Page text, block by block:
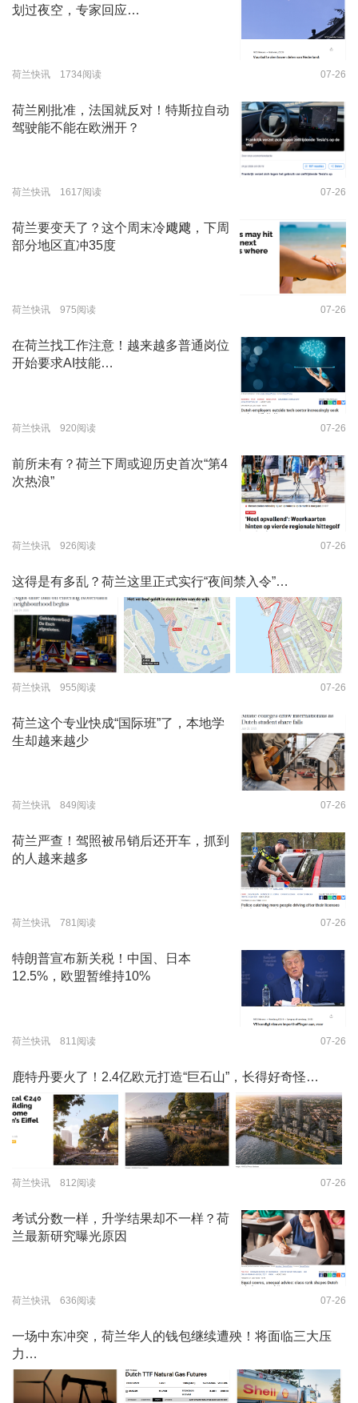
划过夜空，专家回应…
荷兰快讯 1734阅读 07-26
荷兰刚批准，法国就反对！特斯拉自动
驾驶能不能在欧洲开？
荷兰快讯 1617阅读 07-26
荷兰要变天了？这个周末冷飕飕，下周
部分地区直冲35度
荷兰快讯 975阅读 07-26
在荷兰找工作注意！越来越多普通岗位
开始要求AI技能…
荷兰快讯 920阅读 07-26
前所未有？荷兰下周或迎历史首次“第4
次热浪”
荷兰快讯 926阅读 07-26
这得是有多乱？荷兰这里正式实行“夜间禁入令”…
荷兰快讯 955阅读 07-26
荷兰这个专业快成“国际班”了，本地学
生却越来越少
荷兰快讯 849阅读 07-26
荷兰严查！驾照被吊销后还开车，抓到
的人越来越多
荷兰快讯 781阅读 07-26
特朗普宣布新关税！中国、日本
12.5%，欧盟暂维持10%
荷兰快讯 811阅读 07-26
鹿特丹要火了！2.4亿欧元打造“巨石山”，长得好奇怪…
荷兰快讯 812阅读 07-26
考试分数一样，升学结果却不一样？荷
兰最新研究曝光原因
荷兰快讯 636阅读 07-26
一场中东冲突，荷兰华人的钱包继续遭殃！将面临三大压
力…